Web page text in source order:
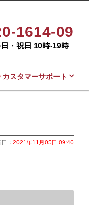
1614-09
・祝日 10時-19時
カスタマーサポート
： 2021年11月05日 09:46